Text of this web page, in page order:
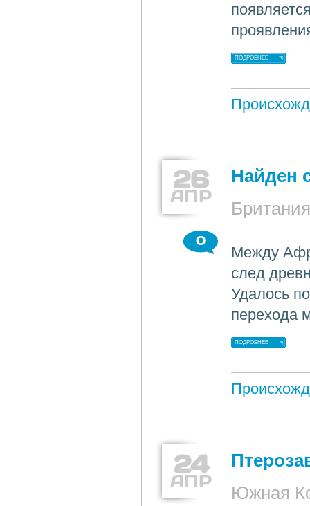
ПОДРОБНЕЕ
26
АПР
Найден
Британия
0
Между
след
Удалось
перехода
ПОДРОБНЕЕ
24
АПР
Южная